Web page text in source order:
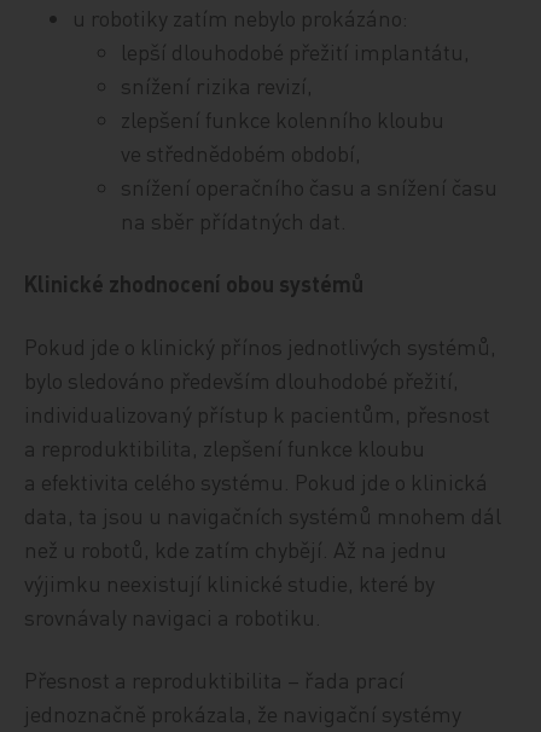
u robotiky zatím nebylo prokázáno:
lepší dlouhodobé přežití implantátu,
snížení rizika revizí,
zlepšení funkce kolenního kloubu
ve střednědobém období,
snížení operačního času a snížení času
na sběr přídatných dat.
Klinické zhodnocení obou systémů
Pokud jde o klinický přínos jednotlivých systémů,
bylo sledováno především dlouhodobé přežití,
individualizovaný přístup k pacientům, přesnost
a reproduktibilita, zlepšení funkce kloubu
a efektivita celého systému. Pokud jde o klinická
data, ta jsou u navigačních systémů mnohem dál
než u robotů, kde zatím chybějí. Až na jednu
výjimku neexistují klinické studie, které by
srovnávaly navigaci a robotiku.
Přesnost a reproduktibilita – řada prací
jednoznačně prokázala, že navigační systémy